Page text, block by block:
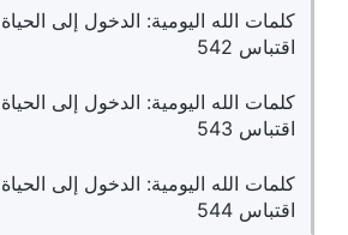
كلمات الله اليومية: الدخول إلى الحياة |
اقتباس 542
كلمات الله اليومية: الدخول إلى الحياة |
اقتباس 543
كلمات الله اليومية: الدخول إلى الحياة |
اقتباس 544